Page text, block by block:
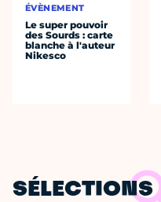
ÉVÈNEMENT
Le super pouvoir
des Sourds : carte
blanche à l'auteur
Nikesco
SÉLECTIONS